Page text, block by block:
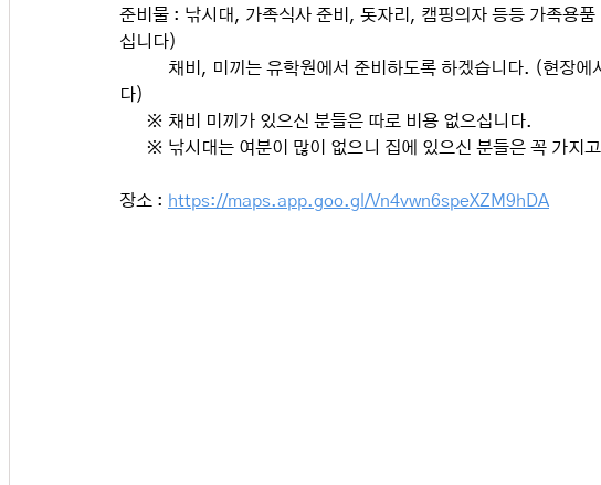
준비물 : 낚시대, 가족식사 준비, 돗자리, 캠핑의자 등등 가족용
십니다)
채비, 미끼는 유학원에서 준비하도록 하겠습니다. (현장에서
다)
※ 채비 미끼가 있으신 분들은 따로 비용 없으십니다.
※ 낚시대는 여분이 많이 없으니 집에 있으신 분들은 꼭 가지
장소 : https://maps.app.goo.gl/Vn4vwn6speXZM9hDA